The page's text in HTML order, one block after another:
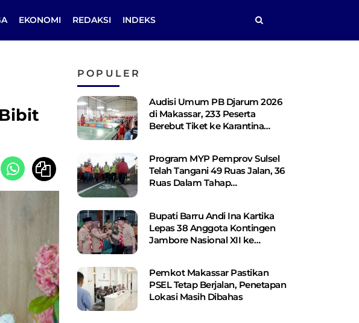
EKONOMI REDAKSI INDEKS
POPULER
Audisi Umum PB Djarum 2026
di Makassar, 233 Peserta
Berebut Tiket ke Karantina
Program MYP Pemprov Sulsel
Telah Tangani 49 Ruas Jalan, 36
Ruas Dalam Tahap
Bupati Barru Andi Ina Kartika
Lepas 38 Anggota Kontingen
Jambore Nasional XII ke
Pemkot Makassar Pastikan
PSEL Tetap Berjalan, Penetapan
Lokasi Masih Dibahas